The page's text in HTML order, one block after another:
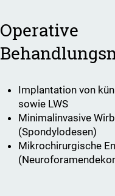
Operative
Implantation von
sowie LWS
Minimalinvasive
(Spondylodesen)
Mikrochirurgische